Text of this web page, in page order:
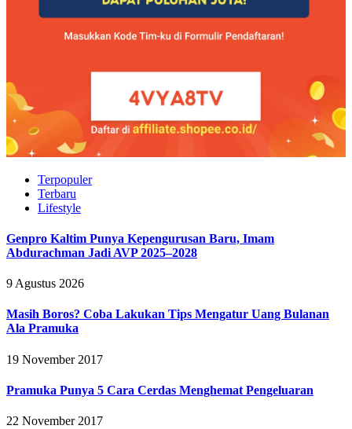
Terpopuler
Terbaru
Lifestyle
Genpro Kaltim Punya Kepengurusan Baru, Imam
Abdurachman Jadi AVP 2025–2028
9 Agustus 2026
Masih Boros? Coba Lakukan Tips Mengatur Uang Bulanan
Ala Pramuka
19 November 2017
Pramuka Punya 5 Cara Cerdas Menghemat Pengeluaran
22 November 2017